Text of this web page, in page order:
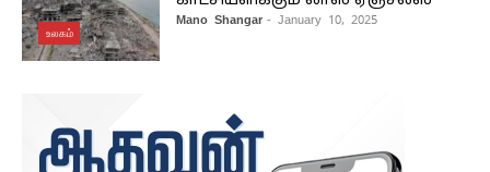
உலகம்
Mano Shangar - January 10, 2025